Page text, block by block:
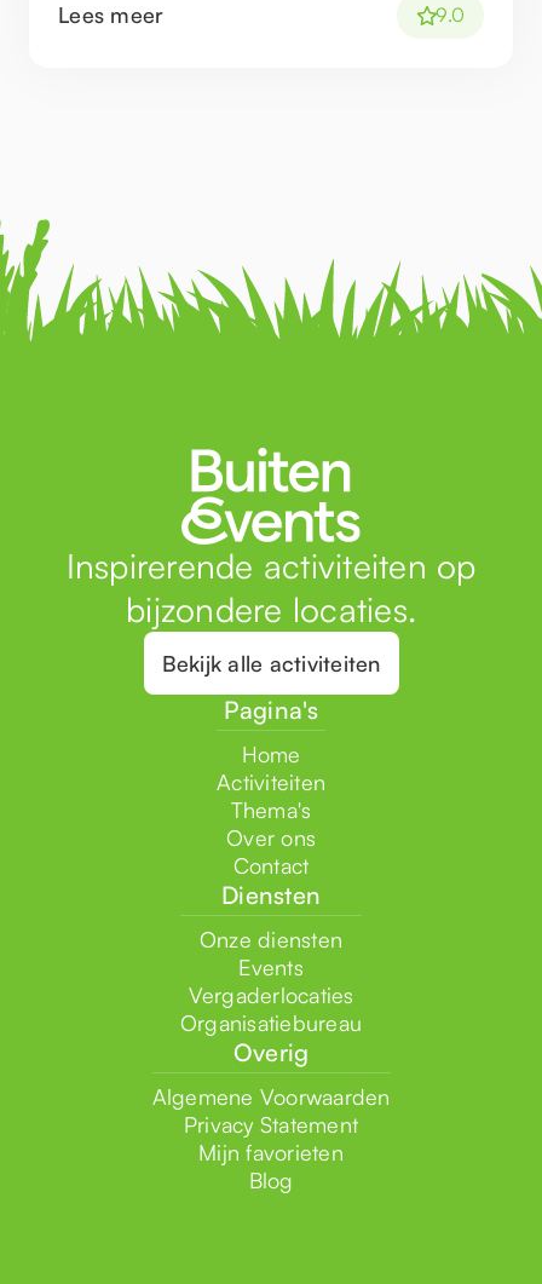
Lees meer
9.0
Inspirerende activiteiten op
bijzondere locaties.
Bekijk alle activiteiten
Pagina's
Home
Activiteiten
Thema's
Over ons
Contact
Diensten
Onze diensten
Events
Vergaderlocaties
Organisatiebureau
Overig
Algemene Voorwaarden
Privacy Statement
Mijn favorieten
Blog